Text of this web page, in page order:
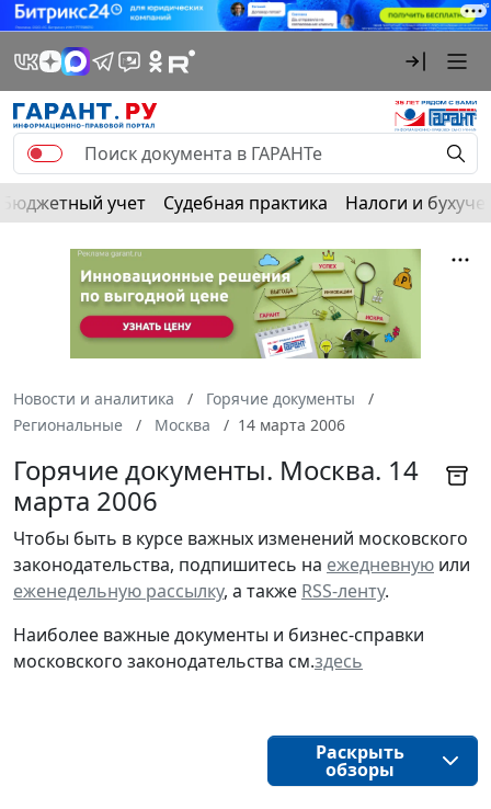
Бюджетный учет Судебная практика Налоги и
Новости и аналитика
Горячие документы
Региональные
Москва 14 марта 2006
Горячие документы. Москва. 14
марта 2006
Чтобы быть в курсе важных изменений московского
законодательства, подпишитесь на ежедневную или
еженедельную рассылку, а также RSS-ленту.
Наиболее важные документы и бизнес-справки
московского законодательства см.здесь
Раскрыть
обзоры